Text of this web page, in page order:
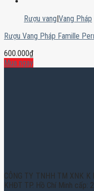
Rượu vang|Vang Pháp
Rượu Vang Pháp Famille
600.000₫
Mua ngay
CÔNG TY TNHH TM XNK
KHĐT TP. Hồ Chí Minh cấp: